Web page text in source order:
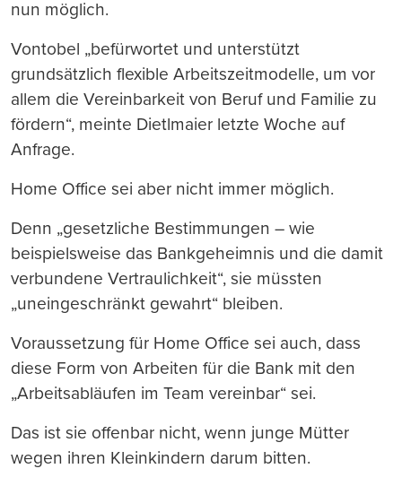
nun möglich.
Vontobel „befürwortet und unterstützt
grundsätzlich flexible Arbeitszeitmodelle, um vor
allem die Vereinbarkeit von Beruf und Familie zu
fördern“, meinte Dietlmaier letzte Woche auf
Anfrage.
Home Office sei aber nicht immer möglich.
Denn „gesetzliche Bestimmungen – wie
beispielsweise das Bankgeheimnis und die damit
verbundene Vertraulichkeit“, sie müssten
„uneingeschränkt gewahrt“ bleiben.
Voraussetzung für Home Office sei auch, dass
diese Form von Arbeiten für die Bank mit den
„Arbeitsabläufen im Team vereinbar“ sei.
Das ist sie offenbar nicht, wenn junge Mütter
wegen ihren Kleinkindern darum bitten.